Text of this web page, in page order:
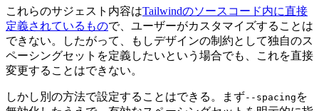
これらのサジェスト内容はTailwindのソースコード内に直接
定義されているもので、ユーザーがカスタマイズすることは
できない。したがって、もしデザインの制約として独自のス
ペーシングセットを定義したいという場合でも、これを直接
変更することはできない。
しかし別の方法で設定することはできる。まず--spacing を